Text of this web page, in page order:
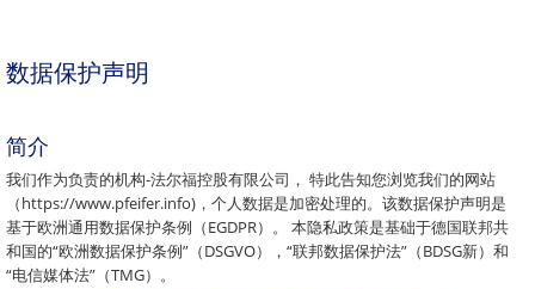
数据保护声明
简介
我们作为负责的机构-法尔福控股有限公司， 特此告知您浏览我们的网站
（https://www.pfeifer.info)，个人数据是加密处理的。该数据保护声明是
基于欧洲通用数据保护条例（EGDPR）。 本隐私政策是基础于德国联邦共
和国的“欧洲数据保护条例”（DSGVO），“联邦数据保护法”（BDSG新）和
“电信媒体法”（TMG）。